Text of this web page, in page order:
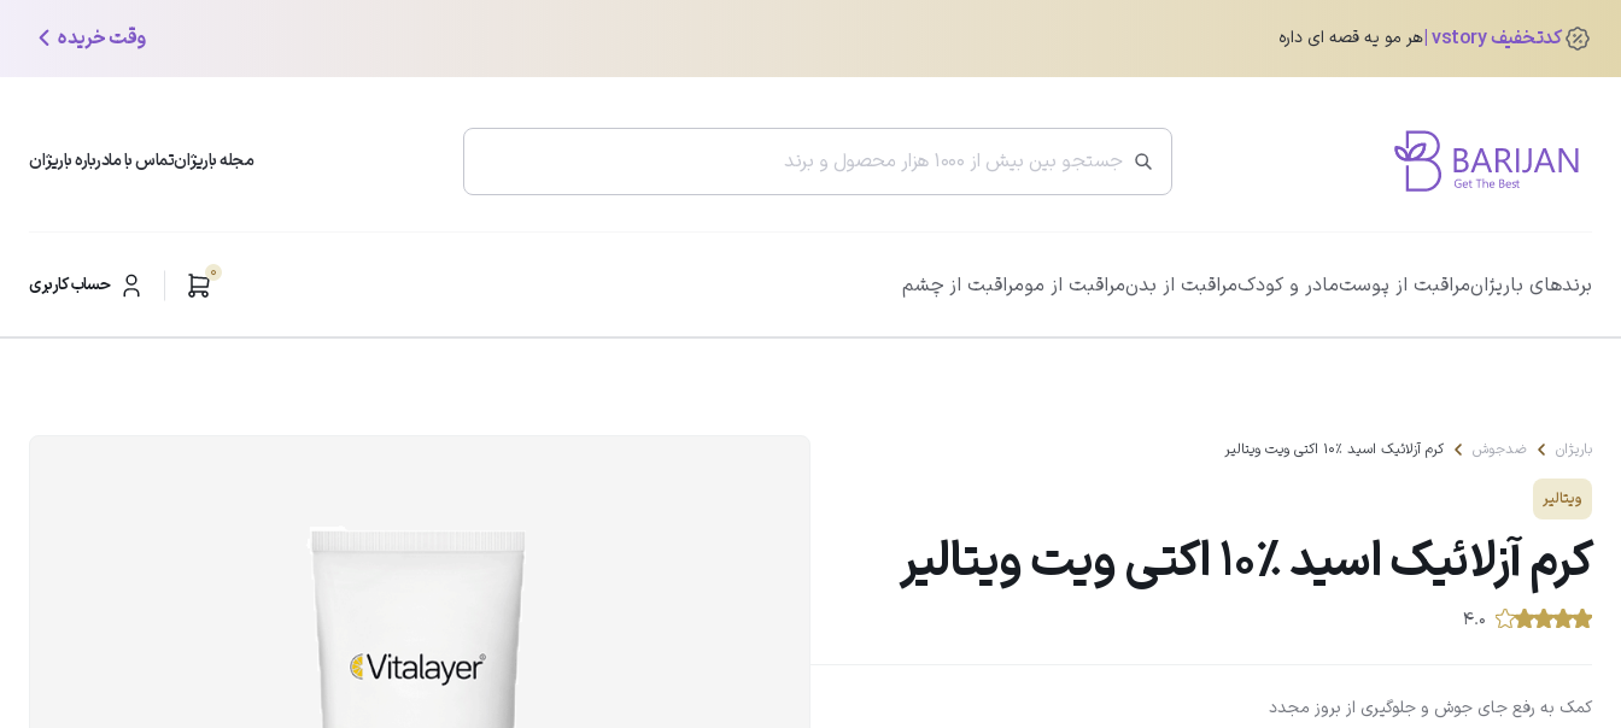
کدتخفیف vstory هر مو یه قصه ای داره وقت خریده
مجله باریژانتماس با مادرباره باریژان
برندهای باریژانمراقبت از پوستمادر و کودکمراقبت از بدنمراقبت از مومراقبت از چشم 0 حساب کاربری پرفروش ترین ها
432,200 تومان 345,760تومان
محبوب ترین دسته بندی ها
شوینده و پاک کننده صورت
باریژان ضدجوش کرم آزلائیک اسید ٪10 اکتی ویت ویتالیر
ویتالیر
کرم آزلائیک اسید ٪10 اکتی ویت ویتالیر
۴.۰
کمک به رفع جای جوش و جلوگیری از بروز مجدد